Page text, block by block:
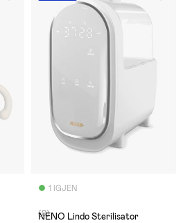
1 IGJEN
(0)
NENO Lindo Sterilisator